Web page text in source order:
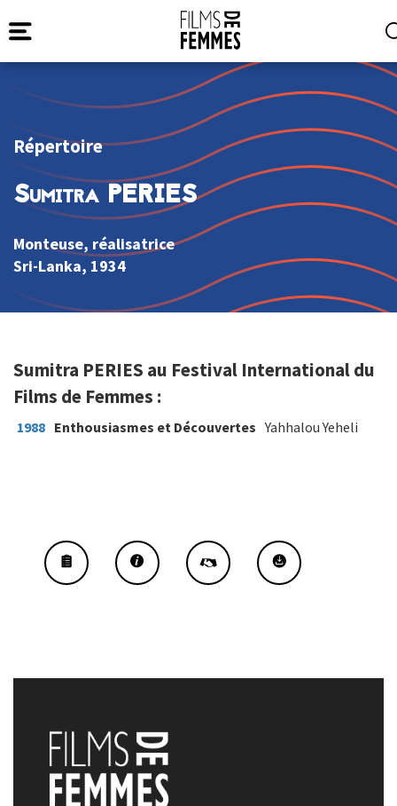
Répertoire
Sumitra PERIES
Monteuse, réalisatrice
Sri-Lanka, 1934
Sumitra PERIES au Festival International du
Films de Femmes :
1988 Enthousiasmes et Découvertes Yahhalou Yeheli